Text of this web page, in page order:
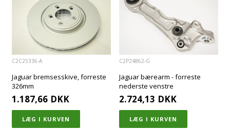
C2C25336-A
Jaguar bremsesskive, forreste
326mm
1.187,66 DKK
C2P24862-G
Jaguar bærearm - forreste
nederste venstre
2.724,13 DKK